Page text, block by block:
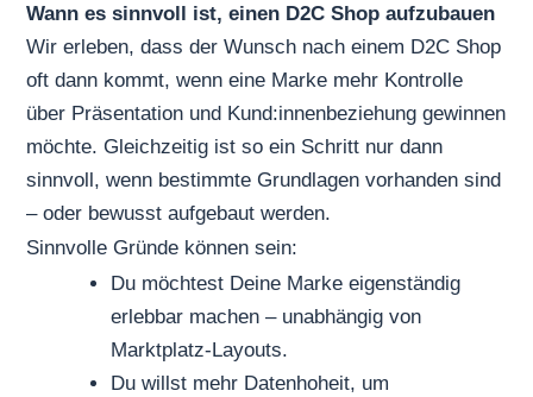
Wann es sinnvoll ist, einen D2C Shop aufzubauen
Wir erleben, dass der Wunsch nach einem D2C Shop
oft dann kommt, wenn eine Marke mehr Kontrolle
über Präsentation und Kund:innenbeziehung gewinnen
möchte. Gleichzeitig ist so ein Schritt nur dann
sinnvoll, wenn bestimmte Grundlagen vorhanden sind
– oder bewusst aufgebaut werden.
Sinnvolle Gründe können sein:
Du möchtest Deine Marke eigenständig
erlebbar machen – unabhängig von
Marktplatz-Layouts.
Du willst mehr Datenhoheit, um